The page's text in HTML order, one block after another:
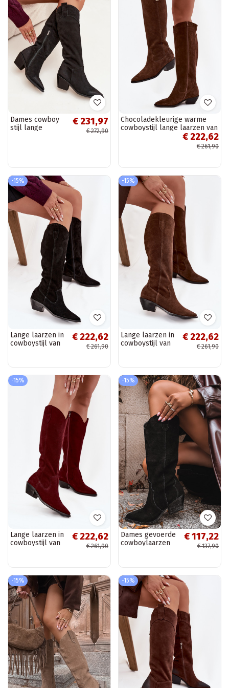
Dames cowboy
stijl lange
€ 231,97
€ 272,90
Chocoladekleurige warme
cowboystijl lange laarzen van
kunstleer Zazoo 4224€ 222,62
€ 261,90
-15%
Lange laarzen in
cowboystijl van
€ 222,62
€ 261,90
-15%
Lange laarzen in
cowboystijl van
€ 222,62
€ 261,90
-15%
Lange laarzen in
cowboystijl van
€ 222,62
€ 261,90
-15%
Dames gevoerde
cowboylaarzen
€ 117,22
€ 137,90
-15% -15%